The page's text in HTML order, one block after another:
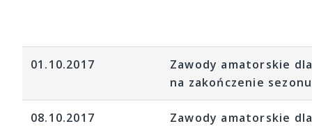
01.10.2017
Zawody amatorskie
na zakończenie
08.10.2017
Zawody amatorskie